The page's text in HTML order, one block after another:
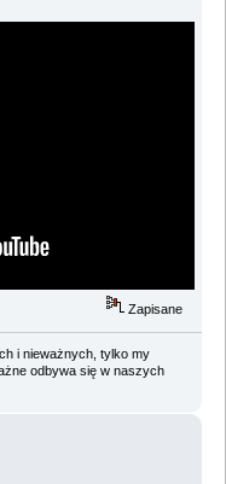
Zapisane
i nieważnych, tylko my
odbywa się w naszych